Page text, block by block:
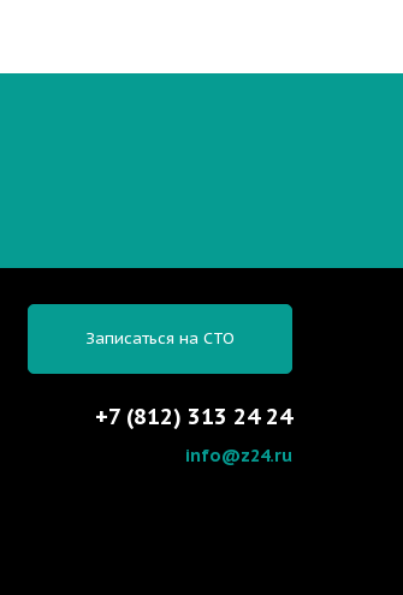
Записаться на СТО
+7 (812) 313 24 24
info@z24.ru